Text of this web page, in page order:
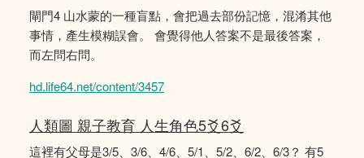
閘門4 山水蒙的一種盲點，會把過去部份記憶，混淆其他
事情，產生模糊誤會。 會覺得他人答案不是最後答案，
而左問右問。
hd.life64.net/content/3457
人類圖 親子教育 人生角色5爻6爻
這裡有父母是3/5、3/6、4/6、5/1、5/2、6/2、6/3？ 有5